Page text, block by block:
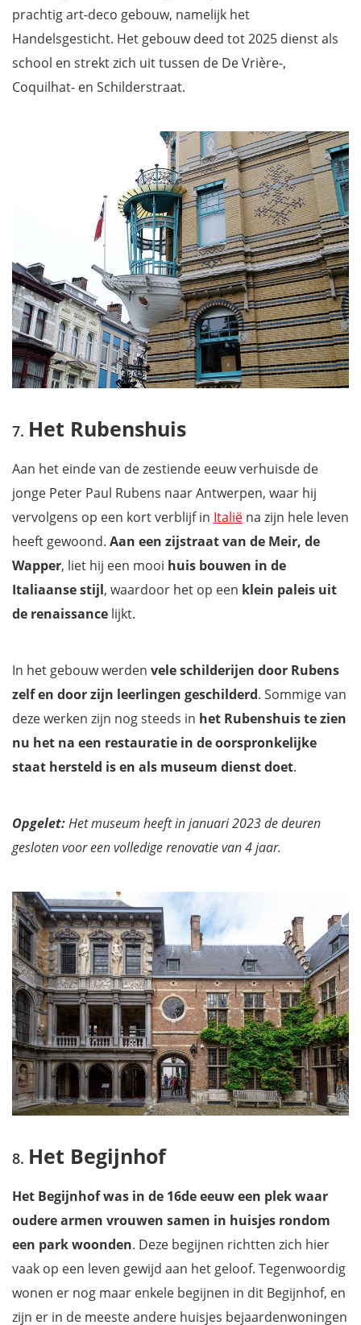
prachtig art-deco gebouw, namelijk het
Handelsgesticht. Het gebouw deed tot 2025 dienst als
school en strekt zich uit tussen de De Vrière-,
Coquilhat- en Schilderstraat.
Het Rubenshuis
Aan het einde van de zestiende eeuw verhuisde de
jonge Peter Paul Rubens naar Antwerpen, waar hij
vervolgens op een kort verblijf in Italië na zijn hele leven
heeft gewoond. Aan een zijstraat van de Meir, de
Wapper, liet hij een mooi huis bouwen in de
Italiaanse stijl, waardoor het op een klein paleis uit
de renaissance lijkt.
In het gebouw werden vele schilderijen door Rubens
zelf en door zijn leerlingen geschilderd. Sommige van
deze werken zijn nog steeds in het Rubenshuis te zien
nu het na een restauratie in de oorspronkelijke
staat hersteld is en als museum dienst doet.
Opgelet:Het museum heeft in januari 2023 de deuren
gesloten voor een volledige renovatie van 4 jaar.
Het Begijnhof
Het Begijnhof was in de 16de eeuw een plek waar
oudere armen vrouwen samen in huisjes rondom
een park woonden. Deze begijnen richtten zich hier
vaak op een leven gewijd aan het geloof. Tegenwoordig
wonen er nog maar enkele begijnen in dit Begijnhof, en
zijn er in de meeste andere huisjes bejaardenwoningen